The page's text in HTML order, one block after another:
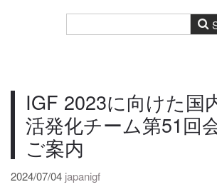
IGF 2023に向けた国
活発化チーム第51回
ご案内
2024/07/04 japanigf